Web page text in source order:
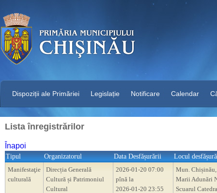
Dispoziții ale Primăriei Legislație Notificare Calendar
Lista înregistrărilor
Înapoi
Tipul Organizatorul Data Desfășurării
Locul
Manifestaţie
culturală
Direcția Generală
Cultură și Patrimoniul
Cultural
2026-01-20 07:00
pînă la
2026-01-20 23:55
Mun.
Marii Adunări
Scuarul